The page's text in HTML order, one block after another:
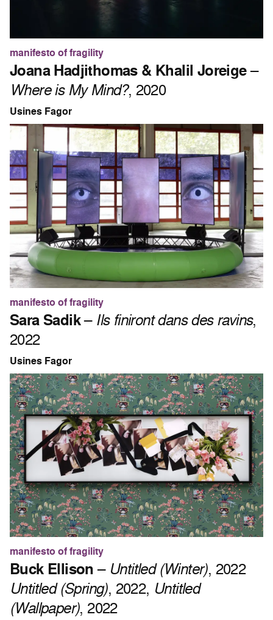
manifesto of fragility
Joana Hadjithomas & Khalil Joreige–
Where is My Mind?, 2020
Usines Fagor
manifesto of fragility
Sara Sadik– Ils finiront dans des ravins,
2022
Usines Fagor
manifesto of fragility
Buck Ellison– Untitled (Winter), 2022
Untitled (Spring), 2022, Untitled
(Wallpaper), 2022